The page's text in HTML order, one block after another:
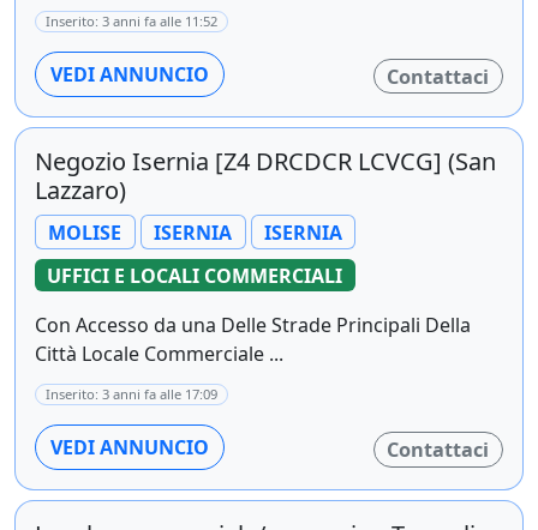
Inserito: 3 anni fa alle 11:52
VEDI ANNUNCIO Contattaci
Negozio Isernia [Z4 DRCDCR LCVCG] (San
Lazzaro)
MOLISE ISERNIA
ISERNIA
UFFICI E LOCALI COMMERCIALI
Con Accesso da una Delle Strade Principali Della
Città Locale Commerciale ...
Inserito: 3 anni fa alle 17:09
VEDI ANNUNCIO Contattaci